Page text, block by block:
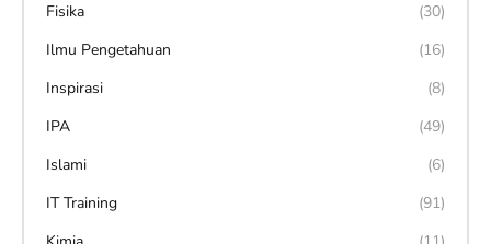
Fisika
(30)
Ilmu Pengetahuan
(16)
Inspirasi
(8)
IPA
(49)
Islami
(6)
IT Training
(91)